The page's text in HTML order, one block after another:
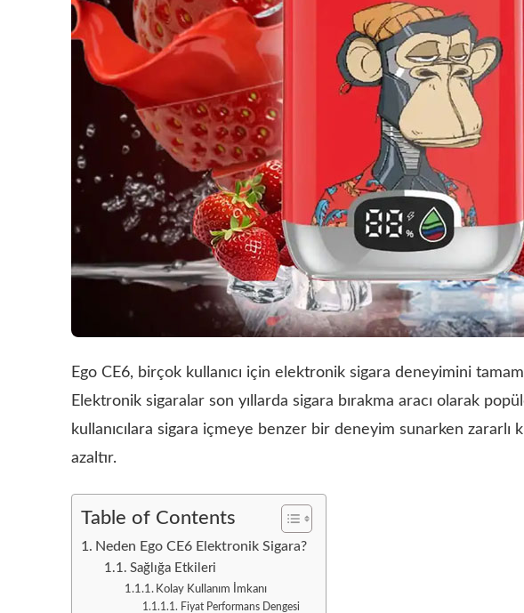
Ego CE6, birçok kullanıcı için elektronik sigara deneyimini
Elektronik sigaralar son yıllarda sigara bırakma aracı olarak
kullanıcılara sigara içmeye benzer bir deneyim sunarken zararlı
azaltır.
Table of Contents
Neden Ego CE6 Elektronik Sigara?
Sağlığa Etkileri
Kolay Kullanım İmkanı
Fiyat Performans Dengesi